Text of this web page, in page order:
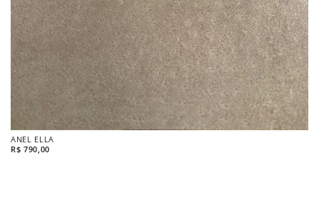
ANEL ELLA
R$ 790,00